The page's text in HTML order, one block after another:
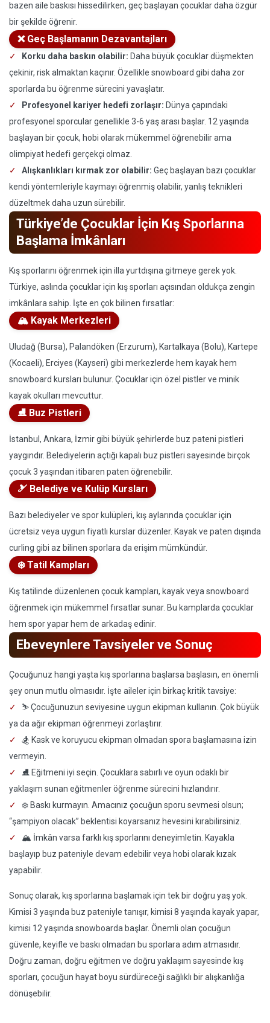
bazen aile baskısı hissedilirken, geç başlayan çocuklar daha özgür
bir şekilde öğrenir.
❌ Geç Başlamanın Dezavantajları
Korku daha baskın olabilir: Daha büyük çocuklar düşmekten
çekinir, risk almaktan kaçınır. Özellikle snowboard gibi daha zor
sporlarda bu öğrenme sürecini yavaşlatır.
Profesyonel kariyer hedefi zorlaşır: Dünya çapındaki
profesyonel sporcular genellikle 3-6 yaş arası başlar. 12 yaşında
başlayan bir çocuk, hobi olarak mükemmel öğrenebilir ama
olimpiyat hedefi gerçekçi olmaz.
Alışkanlıkları kırmak zor olabilir: Geç başlayan bazı çocuklar
kendi yöntemleriyle kaymayı öğrenmiş olabilir, yanlış teknikleri
düzeltmek daha uzun sürebilir.
Türkiye’de Çocuklar İçin Kış Sporlarına
Başlama İmkânları
Kış sporlarını öğrenmek için illa yurtdışına gitmeye gerek yok.
Türkiye, aslında çocuklar için kış sporları açısından oldukça zengin
imkânlara sahip. İşte en çok bilinen fırsatlar:
🏔️ Kayak Merkezleri
Uludağ (Bursa), Palandöken (Erzurum), Kartalkaya (Bolu), Kartepe
(Kocaeli), Erciyes (Kayseri) gibi merkezlerde hem kayak hem
snowboard kursları bulunur. Çocuklar için özel pistler ve minik
kayak okulları mevcuttur.
⛸️ Buz Pistleri
İstanbul, Ankara, İzmir gibi büyük şehirlerde buz pateni pistleri
yaygındır. Belediyelerin açtığı kapalı buz pistleri sayesinde birçok
çocuk 3 yaşından itibaren paten öğrenebilir.
🎿 Belediye ve Kulüp Kursları
Bazı belediyeler ve spor kulüpleri, kış aylarında çocuklar için
ücretsiz veya uygun fiyatlı kurslar düzenler. Kayak ve paten dışında
curling gibi az bilinen sporlara da erişim mümkündür.
❄️ Tatil Kampları
Kış tatilinde düzenlenen çocuk kampları, kayak veya snowboard
öğrenmek için mükemmel fırsatlar sunar. Bu kamplarda çocuklar
hem spor yapar hem de arkadaş edinir.
Ebeveynlere Tavsiyeler ve Sonuç
Çocuğunuz hangi yaşta kış sporlarına başlarsa başlasın, en önemli
şey onun mutlu olmasıdır. İşte aileler için birkaç kritik tavsiye:
⛷️ Çocuğunuzun seviyesine uygun ekipman kullanın. Çok büyük
ya da ağır ekipman öğrenmeyi zorlaştırır.
🏂 Kask ve koruyucu ekipman olmadan spora başlamasına izin
vermeyin.
⛸️ Eğitmeni iyi seçin. Çocuklara sabırlı ve oyun odaklı bir
yaklaşım sunan eğitmenler öğrenme sürecini hızlandırır.
❄️ Baskı kurmayın. Amacınız çocuğun sporu sevmesi olsun;
“şampiyon olacak” beklentisi koyarsanız hevesini kırabilirsiniz.
🏔️ İmkân varsa farklı kış sporlarını deneyimletin. Kayakla
başlayıp buz pateniyle devam edebilir veya hobi olarak kızak
yapabilir.
Sonuç olarak, kış sporlarına başlamak için tek bir doğru yaş yok.
Kimisi 3 yaşında buz pateniyle tanışır, kimisi 8 yaşında kayak yapar,
kimisi 12 yaşında snowboarda başlar. Önemli olan çocuğun
güvenle, keyifle ve baskı olmadan bu sporlara adım atmasıdır.
Doğru zaman, doğru eğitmen ve doğru yaklaşım sayesinde kış
sporları, çocuğun hayat boyu sürdüreceği sağlıklı bir alışkanlığa
dönüşebilir.